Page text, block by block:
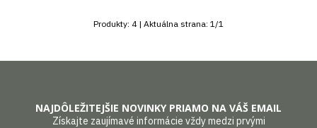
Produkty: 4| Aktuálna strana: 1/1
NAJDÔLEŽITEJŠIE NOVINKY PRIAMO NA VÁŠ EMAIL
Získajte zaujímavé informácie vždy medzi prvými